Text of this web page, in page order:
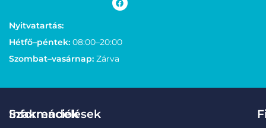
Nyitvatartás:
Hétfő–péntek: 08:00–20:00
Szombat–vasárnap: Zárva
Információk
Szakrendelések